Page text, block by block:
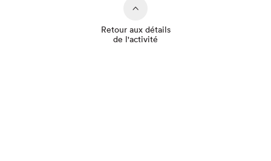
Retour aux détails
de l'activité